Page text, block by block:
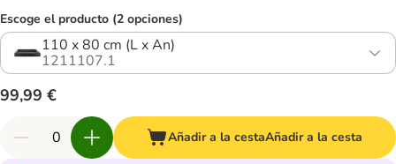
Escoge el producto (2 opciones)
110 x 80 cm (L x An)
1211107.1
99,99 €
Añadir a la cestaAñadir a la cesta